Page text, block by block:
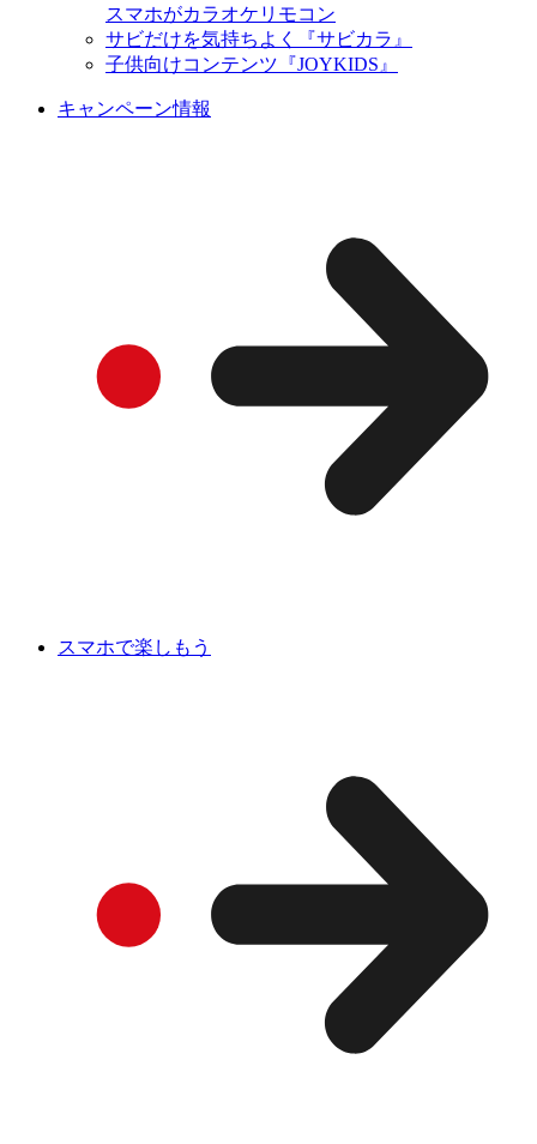
スマホがカラオケリモコン
サビだけを気持ちよく『サビカラ』
子供向けコンテンツ『JOYKIDS』
キャンペーン情報
スマホで楽しもう